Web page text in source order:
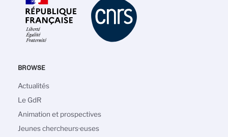
BROWSE
Navigation
principale
Actualités
Le GdR
Animation et prospectives
Jeunes chercheurs·euses